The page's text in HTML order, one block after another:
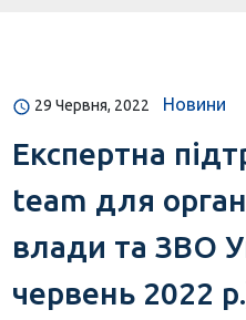
29 Червня, 2022 Новини
Експертна
team для
влади та ЗВО
червень 2022